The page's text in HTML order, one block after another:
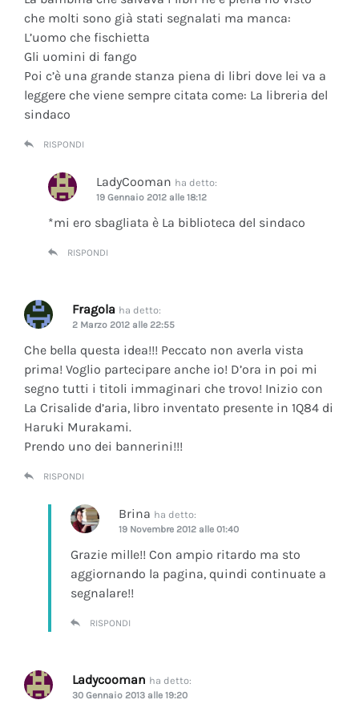
che molti sono già stati segnalati ma manca:
L’uomo che fischietta
Gli uomini di fango
Poi c’è una grande stanza piena di libri dove lei va a
leggere che viene sempre citata come: La libreria del
sindaco
RISPONDI
LadyCooman ha detto:
19 Gennaio 2012 alle 18:12
*mi ero sbagliata è La biblioteca del sindaco
RISPONDI
Fragola ha detto:
2 Marzo 2012 alle 22:55
Che bella questa idea!!! Peccato non averla vista
prima! Voglio partecipare anche io! D’ora in poi mi
segno tutti i titoli immaginari che trovo! Inizio con
La Crisalide d’aria, libro inventato presente in 1Q84 di
Haruki Murakami.
Prendo uno dei bannerini!!!
RISPONDI
Brina ha detto:
19 Novembre 2012 alle 01:40
Grazie mille!! Con ampio ritardo ma sto
aggiornando la pagina, quindi continuate a
segnalare!!
RISPONDI
Ladycooman ha detto:
30 Gennaio 2013 alle 19:20